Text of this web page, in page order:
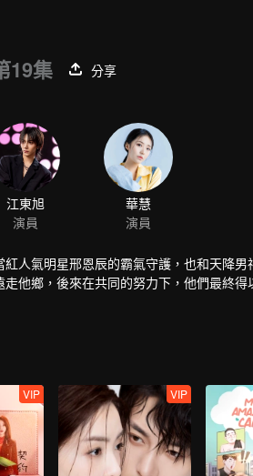
19集
分享
江東旭
演員
華慧
演員
人氣明星邢恩辰的霸氣守護，也和天降
他鄉，後來在共同的努力下，他們最終得
VIP VIP